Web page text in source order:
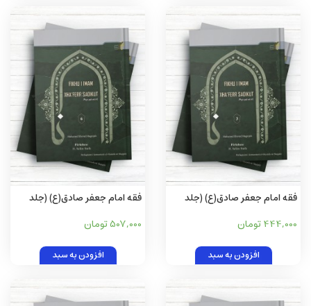
فقه امام جعفر صادق(ع) (جلد
444,000 تومان
افزودن به سبد
فقه امام جعفر صادق(ع) (جلد
ششم) (آلبانيايی)
507,000 تومان
افزودن به سبد